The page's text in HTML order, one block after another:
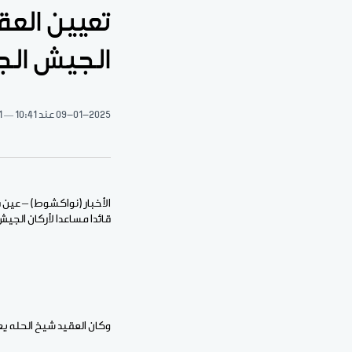
تعيين
الجيش
09-01-2025عند 10:41 1 دقيقة قراءة
الأخبار (نواكشوط) – عين
قائدا مساعدا لأركان
وكان العقيد شيخ الحله